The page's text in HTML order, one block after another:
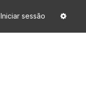
Iniciar sessão